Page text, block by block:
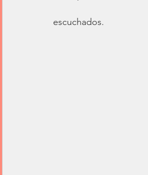
escuchados.